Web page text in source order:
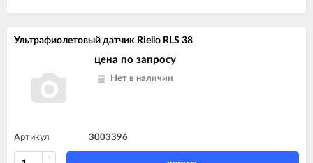
Ультрафиолетовый датчик Riello RLS 38
цена по запросу
Нет в наличии
Артикул 3003396